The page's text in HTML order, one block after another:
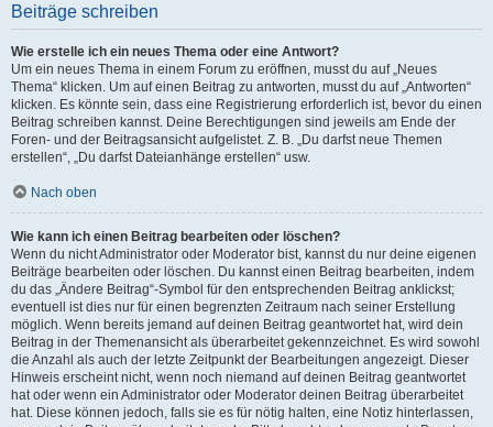
Beiträge schreiben
Wie erstelle ich ein neues Thema oder eine Antwort?
Um ein neues Thema in einem Forum zu eröffnen, musst du auf „Neues
Thema“ klicken. Um auf einen Beitrag zu antworten, musst du auf „Antworten“
klicken. Es könnte sein, dass eine Registrierung erforderlich ist, bevor du einen
Beitrag schreiben kannst. Deine Berechtigungen sind jeweils am Ende der
Foren- und der Beitragsansicht aufgelistet. Z. B. „Du darfst neue Themen
erstellen“, „Du darfst Dateianhänge erstellen“ usw.
Nach oben
Wie kann ich einen Beitrag bearbeiten oder löschen?
Wenn du nicht Administrator oder Moderator bist, kannst du nur deine eigenen
Beiträge bearbeiten oder löschen. Du kannst einen Beitrag bearbeiten, indem
du das „Ändere Beitrag“-Symbol für den entsprechenden Beitrag anklickst;
eventuell ist dies nur für einen begrenzten Zeitraum nach seiner Erstellung
möglich. Wenn bereits jemand auf deinen Beitrag geantwortet hat, wird dein
Beitrag in der Themenansicht als überarbeitet gekennzeichnet. Es wird sowohl
die Anzahl als auch der letzte Zeitpunkt der Bearbeitungen angezeigt. Dieser
Hinweis erscheint nicht, wenn noch niemand auf deinen Beitrag geantwortet
hat oder wenn ein Administrator oder Moderator deinen Beitrag überarbeitet
hat. Diese können jedoch, falls sie es für nötig halten, eine Notiz hinterlassen,